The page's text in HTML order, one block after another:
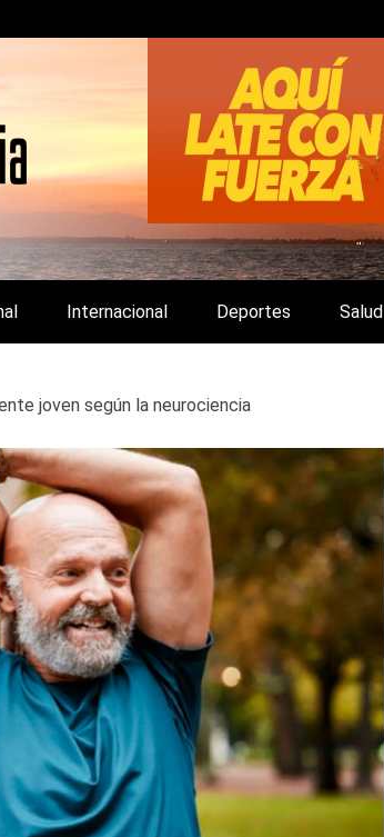
GENERAL.
Internacional Deportes Salud
joven según la neurociencia